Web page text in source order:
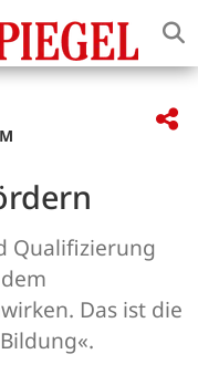
Qualifizierung
Das ist die